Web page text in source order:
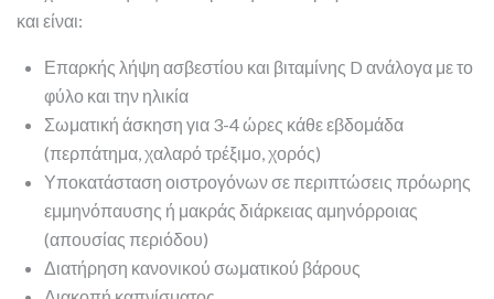
και είναι:
Επαρκής λήψη ασβεστίου και βιταμίνης D ανάλογα με το
φύλο και την ηλικία
Σωματική άσκηση για 3-4 ώρες κάθε εβδομάδα
(περπάτημα, χαλαρό τρέξιμο, χορός)
Υποκατάσταση οιστρογόνων σε περιπτώσεις πρόωρης
εμμηνόπαυσης ή μακράς διάρκειας αμηνόρροιας
(απουσίας περιόδου)
Διατήρηση κανονικού σωματικού βάρους